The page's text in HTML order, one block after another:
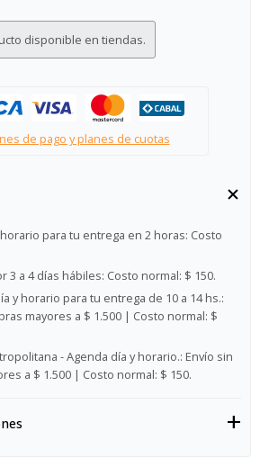
disponible en tiendas.
de pago y planes de cuotas
para tu entrega en 2 horas: Costo
3 a 4 días hábiles: Costo normal: $ 150.
y horario para tu entrega de 10 a 14 hs.:
mayores a $ 1.500 | Costo normal: $
- Agenda día y horario.: Envío sin
a $ 1.500 | Costo normal: $ 150.